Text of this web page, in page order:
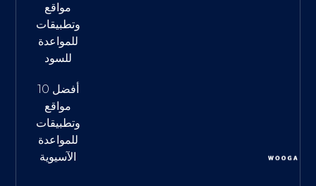
مواقع
وتطبيقات
للمواعدة
للسود
أفضل 10
مواقع
وتطبيقات
للمواعدة
الآسيوية